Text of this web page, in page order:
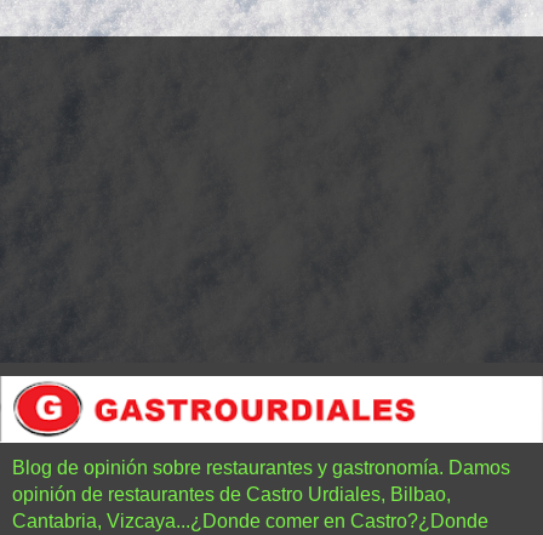
Blog de opinión sobre restaurantes y gastronomía. Damos
opinión de restaurantes de Castro Urdiales, Bilbao,
Cantabria, Vizcaya...¿Donde comer en Castro?¿Donde